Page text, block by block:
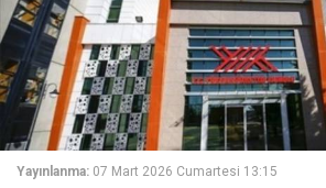
Yayınlanma: 07 Mart 2026 Cumartesi 13:15